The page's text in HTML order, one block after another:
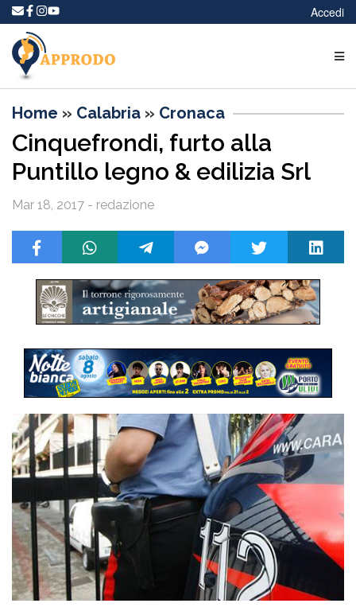
Accedi
Home » Calabria » Cronaca
Cinquefrondi, furto alla
Puntillo legno & edilizia Srl
Mar 18, 2017 - redazione